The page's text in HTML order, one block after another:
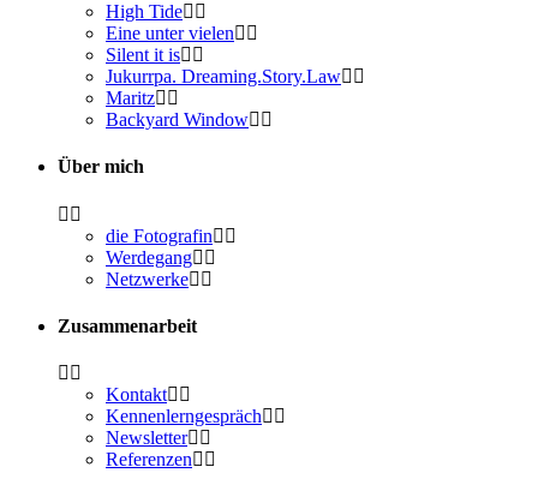
High Tide
Eine unter vielen
Silent it is
Jukurr­pa. Dreaming.Story.Law
Maritz
Back­yard Window
Über mich
die Foto­gra­fin
Wer­de­gang
Netz­wer­ke
Zusam­men­ar­beit
Kon­takt
Ken­nen­lern­ge­spräch
News­let­ter
Refe­ren­zen